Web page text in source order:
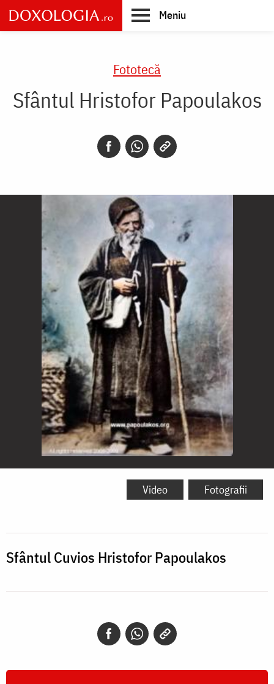
Skip
to
main
Meniu
Fototecă
Sfântul Hristofor Papoulakos
Sfântul
Papoulakos
Video Fotografii
Sfântul Cuvios Hristofor Papoulakos